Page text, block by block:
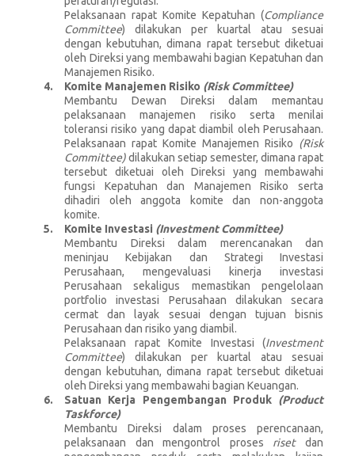
Pelaksanaan rapat Komite Kepatuhan (Compliance
Committee) dilakukan per kuartal atau sesuai
dengan kebutuhan, dimana rapat tersebut diketuai
oleh Direksi yang membawahi bagian Kepatuhan dan
Manajemen Risiko.
Komite Manajemen Risiko (Risk Committee)
Membantu Dewan Direksi dalam memantau
pelaksanaan manajemen risiko serta menilai
toleransi risiko yang dapat diambil oleh Perusahaan.
Pelaksanaan rapat Komite Manajemen Risiko (Risk
Committee)dilakukan setiap semester, dimana rapat
tersebut diketuai oleh Direksi yang membawahi
fungsi Kepatuhan dan Manajemen Risiko serta
dihadiri oleh anggota komite dan non-anggota
komite.
Komite Investasi (Investment Committee)
Membantu Direksi dalam merencanakan dan
meninjau Kebijakan dan Strategi Investasi
Perusahaan, mengevaluasi kinerja investasi
Perusahaan sekaligus memastikan pengelolaan
portfolio investasi Perusahaan dilakukan secara
cermat dan layak sesuai dengan tujuan bisnis
Perusahaan dan risiko yang diambil.
Pelaksanaan rapat Komite Investasi (Investment
Committee) dilakukan per kuartal atau sesuai
dengan kebutuhan, dimana rapat tersebut diketuai
oleh Direksi yang membawahi bagian Keuangan.
Satuan Kerja Pengembangan Produk (Product
Taskforce)
Membantu Direksi dalam proses perencanaan,
pelaksanaan dan mengontrol proses risetdan